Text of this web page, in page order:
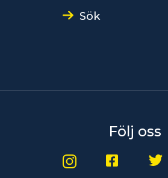
Sök
Följ oss